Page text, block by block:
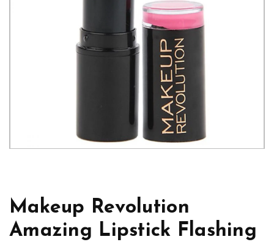
Makeup Revolution
Amazing Lipstick Flashing